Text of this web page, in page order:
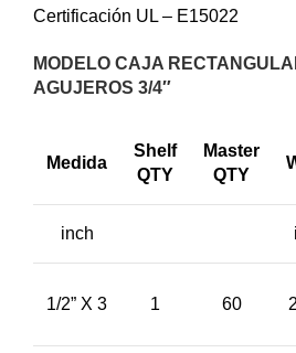
Certificación UL – E15022
MODELO CAJA
AGUJEROS 3/4″
Medida
Shelf
QTY
Master
QTY
inch
1/2” X 3 1 60